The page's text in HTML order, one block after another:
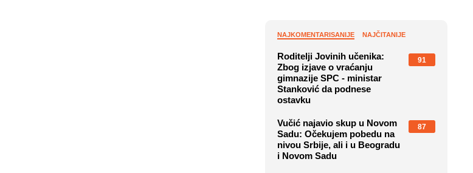
NAJKOMENTARISANIJE NAJČITANIJE
Roditelji Jovinih učenika:
Zbog izjave o vraćanju
gimnazije SPC - ministar
Stanković da podnese
ostavku
91
Vučić najavio skup u Novom
Sadu: Očekujem pobedu na
nivou Srbije, ali i u Beogradu
i Novom Sadu
87